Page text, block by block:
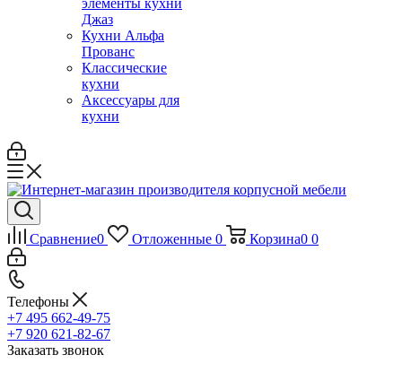
элементы кухни
Джаз
Кухни Альфа
Прованс
Классические
кухни
Аксессуары для
кухни
Сравнение0 Отложенные 0 Корзина0 0
Телефоны
+7 495 662-49-75
+7 920 621-82-67
Заказать звонок